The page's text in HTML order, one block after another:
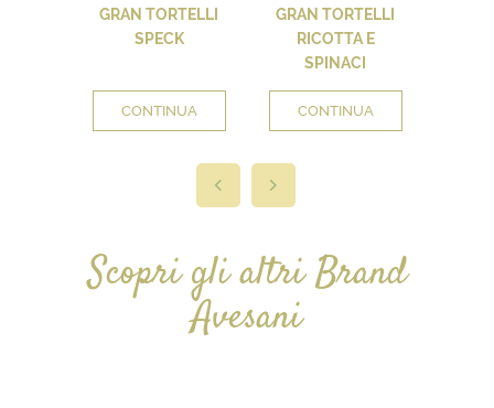
GRAN TORTELLI
SPECK
CONTINUA
GRAN TORTELLI
RICOTTA E
SPINACI
CONTINUA
Scopri gli altri Brand
Avesani